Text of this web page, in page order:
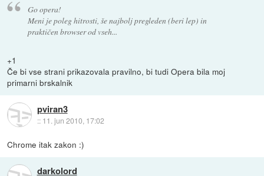
Go opera!
Meni je poleg hitrosti, še najbolj pregleden (beri lep) in
praktičen browser od vseh...
+1
Če bi vse strani prikazovala pravilno, bi tudi Opera bila moj
primarni brskalnik
pviran3
:: 11. jun 2010, 17:02
Chrome itak zakon :)
darkolord